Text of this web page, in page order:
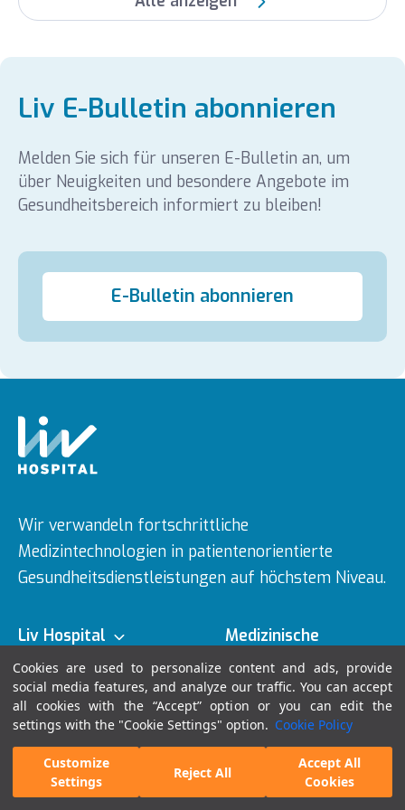
Cookies are used to personalize content and ads, provide
social media features, and analyze our traffic. You can accept
all cookies with the “Accept” option or you can edit the
settings with the "Cookie Settings" option. Cookie Policy
Customize
Settings
Reject All
Accept All
Cookies
Arztsuche Anwenden
Liv E-Bulletin abonnieren
Melden Sie sich für unseren E-Bulletin an, um
über Neuigkeiten und besondere Angebote im
Gesundheitsbereich informiert zu bleiben!
E-Bulletin abonnieren
Wir verwandeln fortschrittliche
Medizintechnologien in patientenorientierte
Gesundheitsdienstleistungen auf höchstem Niveau.
Liv Hospital
Über uns
Mission & Vision
Krankenhäuser
Ulus
Vadistanbul
Medizinische
Medizinische
Fachbereiche
Ärzte
Patientenleitfaden
Online-Termin
Unternehmen